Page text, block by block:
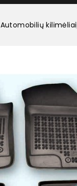
Automobilių kilimėliai